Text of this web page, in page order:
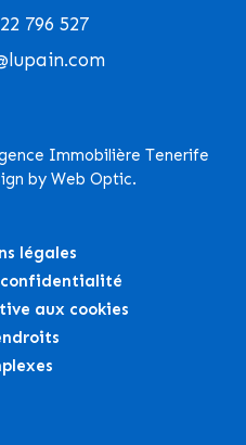
796 527
Immobilière Tenerife
by Web Optic.
légales
aux cookies